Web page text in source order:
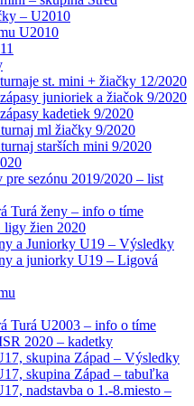
– U2010
U2010
st. mini + žiačky 12/2020
junioriek a žiačok 9/2020
kadetiek 9/2020
ml žiačky 9/2020
starších mini 9/2020
pre sezónu 2019/2020 – list
Turá ženy – info o tíme
ligy žien 2020
a Juniorky U19 – Výsledky
a juniorky U19 – Ligová
Turá U2003 – info o tíme
2020 – kadetky
skupina Západ – Výsledky
skupina Západ – tabuľka
nadstavba o 1.-8.miesto –